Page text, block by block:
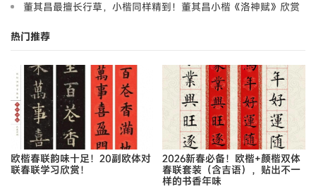
董其昌最擅长行草，小楷同样精到！董其昌小楷《洛神赋》欣赏
热门推荐
欧楷春联韵味十足！20副欧体对
联春联学习欣赏！
2026新春必备！欧楷+颜楷双体
春联套装（含吉语），贴出不一
样的书香年味